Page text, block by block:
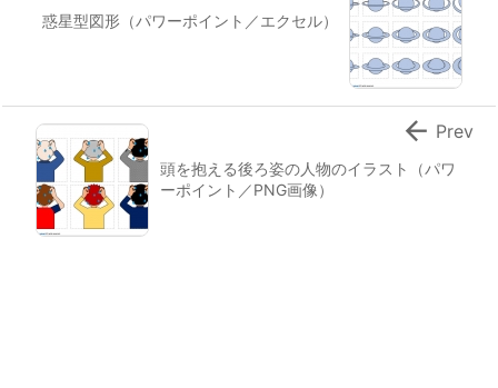
惑星型図形（パワーポイント／エクセル）
頭を抱える後ろ姿の人物のイラスト（パワ
ーポイント／PNG画像）
 Prev